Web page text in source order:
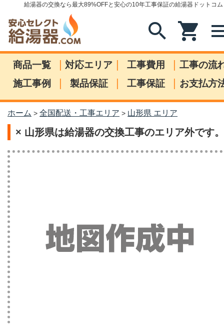
給湯器の交換なら最大89%OFFと安心の10年工事保証の給湯器ドットコム
search shopping_cart
商品一覧 | 対応エリア | 工事費用 | 工事の流
施工事例
| 製品保証 | 工事保証 | お支払方
ホーム > 全国配送・工事エリア > 山形県 エリア
× 山形県は給湯器の交換工事のエリア外です。